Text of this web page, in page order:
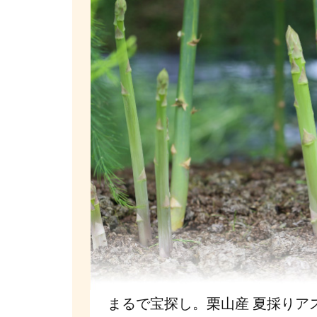
まるで宝探し。栗山産 夏採りア